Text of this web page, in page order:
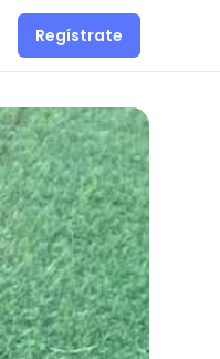
Regístrate